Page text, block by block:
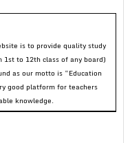
is to provide quality study
to 12th class of any board)
as our motto is “Education
good platform for teachers
knowledge.